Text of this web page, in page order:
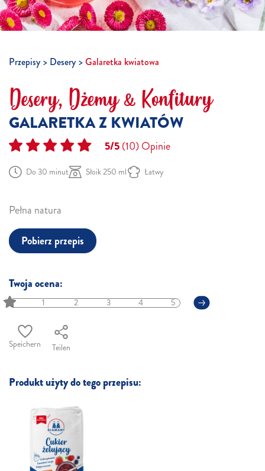
Przepisy Desery Galaretka kwiatowa
Desery, Dżemy & Konfitury
GALARETKA Z KWIATÓW
5/5(10)Opinie
Do 30 minut Słoik 250 ml Łatwy
Pełna natura
Pobierz przepis
Twoja ocena:
1 2 3 4 5
Speichern Teilen
Produkt użyty do tego przepisu: